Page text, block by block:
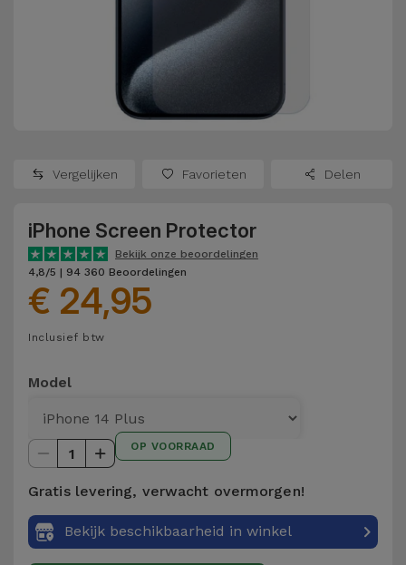
Oppo
OnePlus
Google
Dyson
TCL
Andere
merken
Bekijk
alles
Refurbished
Refurbished
Refurbished
Consoles
Bekijk
alles
Schermbeschermers
Hoofdtelefoons
en
Luidsprekers
Smartwatches
Telefoonketens
Gadgets
Hygiëne
en Huis
Vergelijken Favorieten Delen
iPhone Screen Protector
Bekijk onze beoordelingen
4,8/5 | 94 360 Beoordelingen
€ 24,95
Inclusief btw
Model
1 OP VOORRAAD
Gratis levering, verwacht overmorgen!
Bekijk beschikbaarheid in winkel